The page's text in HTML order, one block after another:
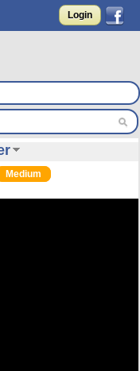
Login
Medium